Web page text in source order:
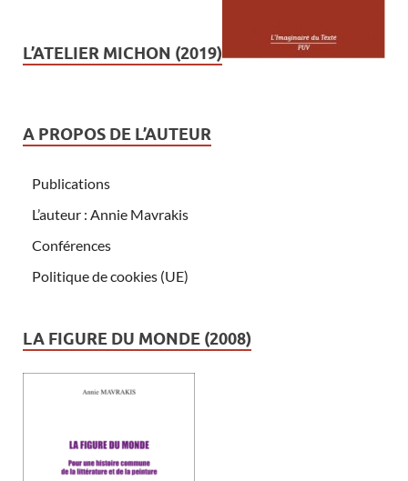
L’ATELIER MICHON (2019)
A PROPOS DE L’AUTEUR
Publications
L’auteur : Annie Mavrakis
Conférences
Politique de cookies (UE)
LA FIGURE DU MONDE (2008)